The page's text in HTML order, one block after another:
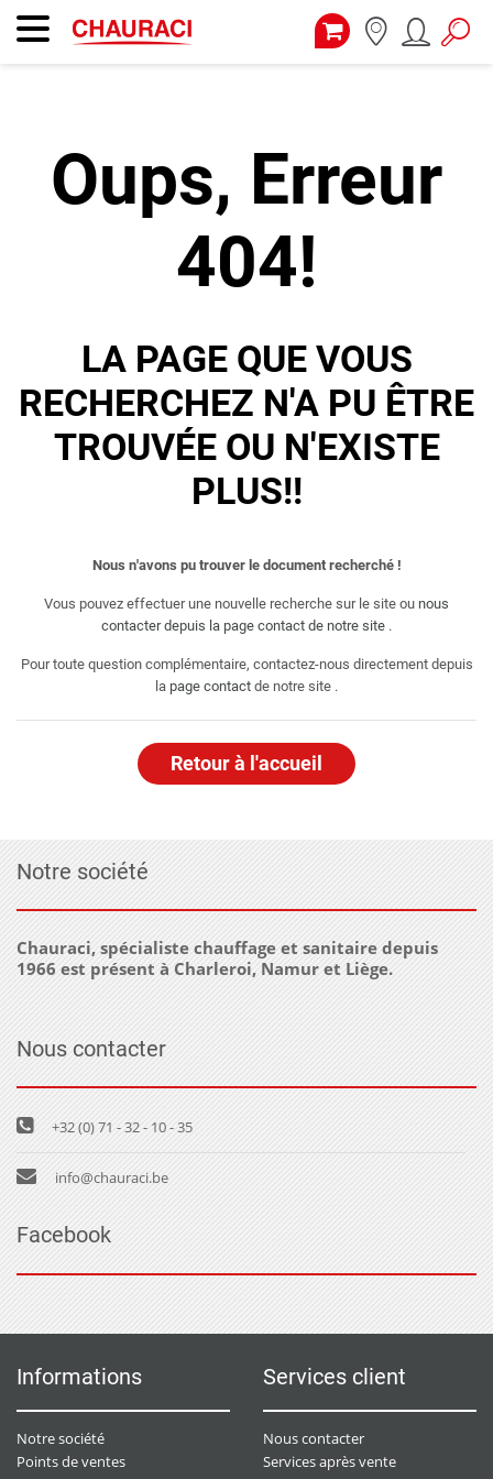
Oups, Erreur
404!
LA PAGE QUE VOUS
RECHERCHEZ N'A PU ÊTRE
TROUVÉE OU N'EXISTE
PLUS!!
Nous n'avons pu trouver le document recherché !
Vous pouvez effectuer une nouvelle recherche sur le site ou nous
contacter depuis la page contact de notre site .
Pour toute question complémentaire, contactez-nous directement depuis
la page contact de notre site .
Retour à l'accueil
Notre société
Chauraci, spécialiste chauffage et sanitaire depuis
1966 est présent à Charleroi, Namur et Liège.
Nous contacter
+32 (0) 71 - 32 - 10 - 35
info@chauraci.be
Facebook
Informations
Notre société
Points de ventes
Services client
Nous contacter
Services après vente